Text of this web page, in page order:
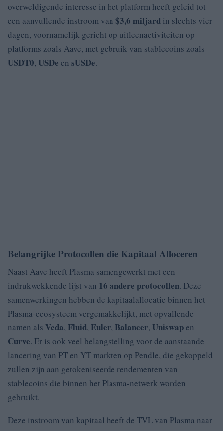
overweldigende interesse in het platform heeft geleid tot
een aanvullende instroom van $3,6 miljard in slechts vier
dagen, voornamelijk gericht op uitleenactiviteiten op
platforms zoals Aave, met gebruik van stablecoins zoals
USDT0, USDe en sUSDe.
Belangrijke Protocollen die Kapitaal Alloceren
Naast Aave heeft Plasma samengewerkt met een
indrukwekkende lijst van 16 andere protocollen. Deze
samenwerkingen hebben de kapitaalallocatie binnen het
Plasma-ecosysteem vergemakkelijkt, met opvallende
namen als Veda, Fluid, Euler, Balancer, Uniswapen
Curve. Er is ook veel belangstelling voor de aanstaande
lancering van PT en YT markten op Pendle, die gekoppeld
zullen zijn aan getokeniseerde rendementen van
stablecoins die binnen het Plasma-netwerk worden
gebruikt.
Deze instroom van kapitaal heeft de TVL van Plasma naar